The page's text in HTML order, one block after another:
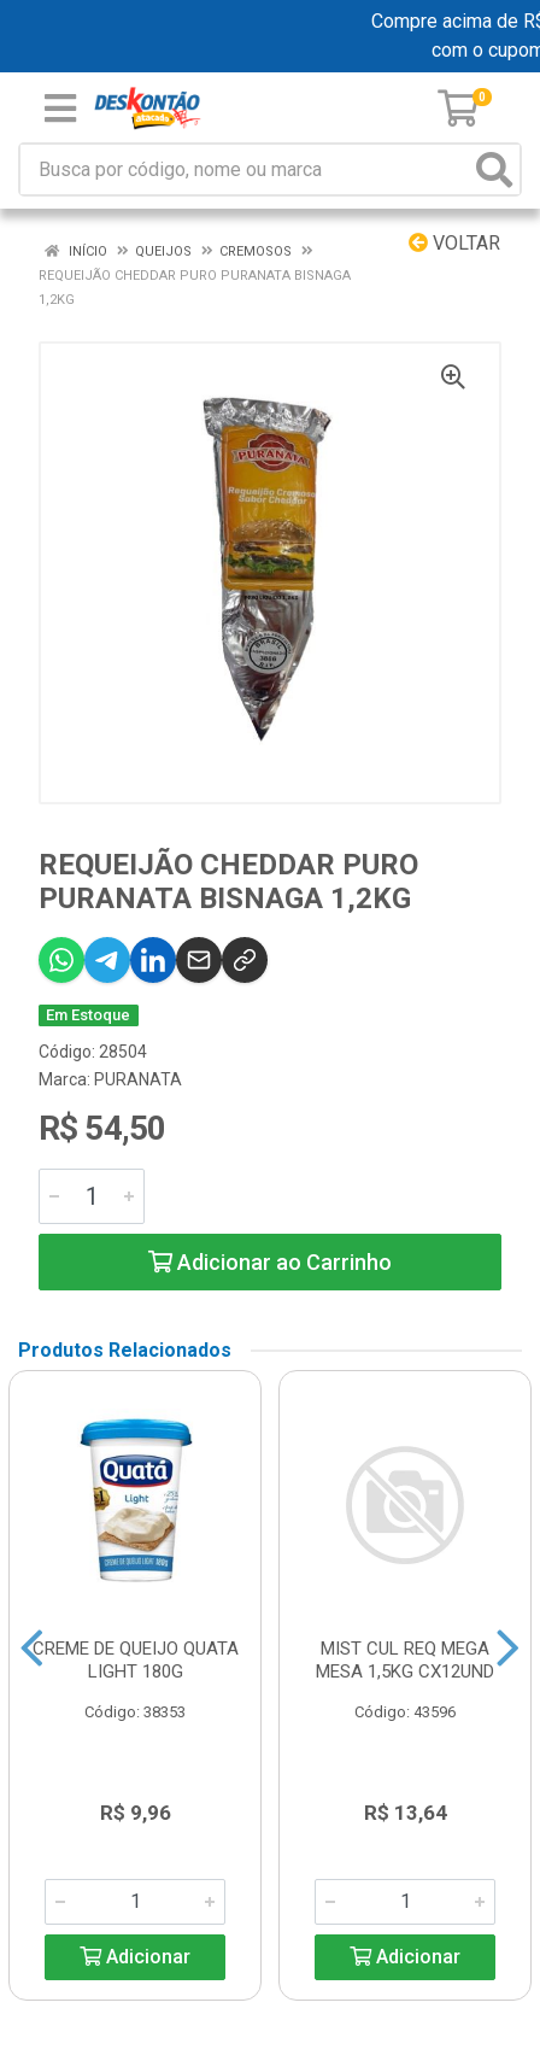
Compre acima de
com o
0
VOLTAR
INÍCIO QUEIJOS
CREMOSOS
REQUEIJÃO CHEDDAR PURO PURANATA BISNAGA
1,2KG
REQUEIJÃO CHEDDAR PURO
PURANATA BISNAGA 1,2KG
Em Estoque
Código: 28504
Marca: PURANATA
R$ 54,50
Adicionar ao Carrinho
Produtos Relacionados
CREME DE QUEIJO QUATA
LIGHT 180G
Código: 38353
R$ 9,96
Adicionar
MIST CUL REQ MEGA
MESA 1,5KG CX12UND
Código: 43596
R$ 13,64
Adicionar